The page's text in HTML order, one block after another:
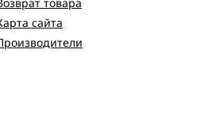
сайта